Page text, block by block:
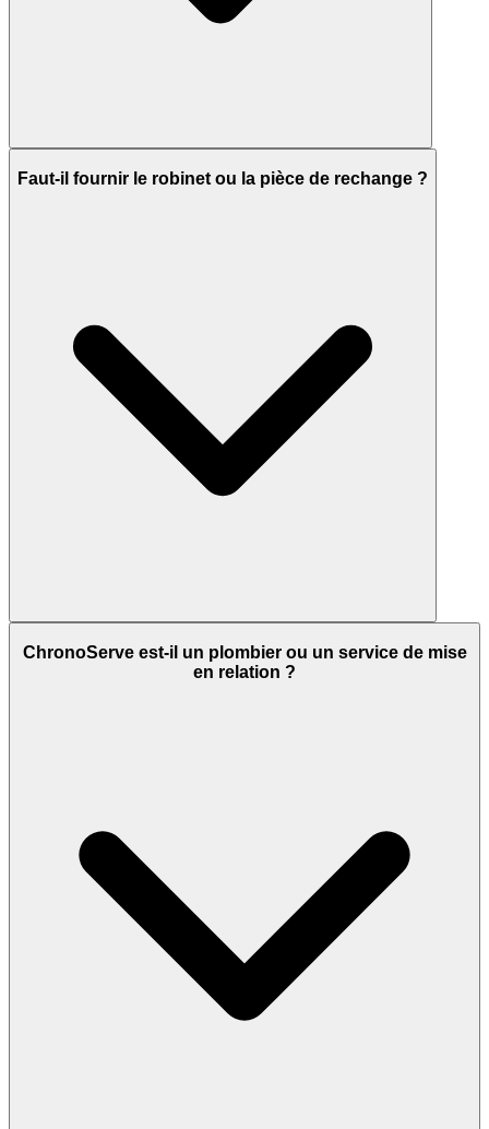
Faut-il fournir le robinet ou la pièce de rechange ?
ChronoServe est-il un plombier ou un service de mise
en relation ?